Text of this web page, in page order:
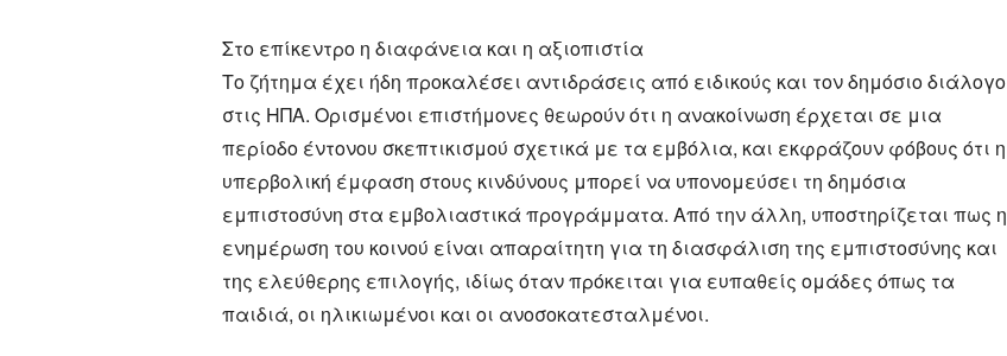
Στο επίκεντρο η διαφάνεια και η αξιοπιστία
Το ζήτημα έχει ήδη προκαλέσει αντιδράσεις από ειδικούς και τον δημόσιο διάλογο
στις ΗΠΑ. Ορισμένοι επιστήμονες θεωρούν ότι η ανακοίνωση έρχεται σε μια
περίοδο έντονου σκεπτικισμού σχετικά με τα εμβόλια, και εκφράζουν φόβους ότι η
υπερβολική έμφαση στους κινδύνους μπορεί να υπονομεύσει τη δημόσια
εμπιστοσύνη στα εμβολιαστικά προγράμματα. Από την άλλη, υποστηρίζεται πως η
ενημέρωση του κοινού είναι απαραίτητη για τη διασφάλιση της εμπιστοσύνης και
της ελεύθερης επιλογής, ιδίως όταν πρόκειται για ευπαθείς ομάδες όπως τα
παιδιά, οι ηλικιωμένοι και οι ανοσοκατεσταλμένοι.